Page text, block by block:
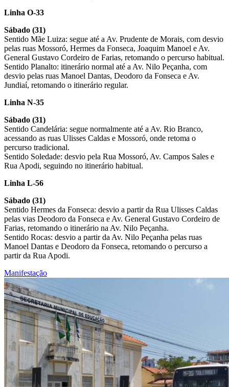
Linha O-33
Sábado (31)
Sentido Mãe Luiza: segue até a Av. Prudente de Morais, com desvio
pelas ruas Mossoró, Hermes da Fonseca, Joaquim Manoel e Av.
General Gustavo Cordeiro de Farias, retomando o percurso habitual.
Sentido Planalto: itinerário normal até a Av. Nilo Peçanha, com
desvio pelas ruas Manoel Dantas, Deodoro da Fonseca e Av.
Jundiaí, retomando o itinerário regular.
Linha N-35
Sábado (31)
Sentido Candelária: segue normalmente até a Av. Rio Branco,
acessando as ruas Ulisses Caldas e Mossoró, onde retoma o
percurso tradicional.
Sentido Soledade: desvio pela Rua Mossoró, Av. Campos Sales e
Rua Apodi, seguindo no itinerário habitual.
Linha L-56
Sábado (31)
Sentido Hermes da Fonseca: desvio a partir da Rua Ulisses Caldas
pelas vias Deodoro da Fonseca e Av. General Gustavo Cordeiro de
Farias, retomando o itinerário na Av. Nilo Peçanha.
Sentido Rocas: desvio a partir da Av. Nilo Peçanha pelas ruas
Manoel Dantas e Deodoro da Fonseca, retomando o percurso a
partir da Rua Apodi.
Manifestação